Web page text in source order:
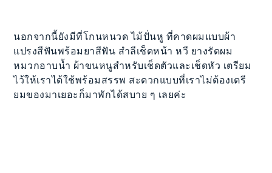
นอกจากนี้ยังมีที่โกนหนวด ไม้ปั่นหู ที่คาดผมแบบผ้า
แปรงสีฟันพร้อมยาสีฟัน สำลีเช็ดหน้า หวี ยางรัดผม
หมวกอาบน้ำ ผ้าขนหนูสำหรับเช็ดตัวและเช็ดหัว เตรียม
ไว้ให้เราได้ใช้พร้อมสรรพ สะดวกแบบที่เราไม่ต้องเตรี
ยมของมาเยอะก็มาพักได้สบาย ๆ เลยค่ะ